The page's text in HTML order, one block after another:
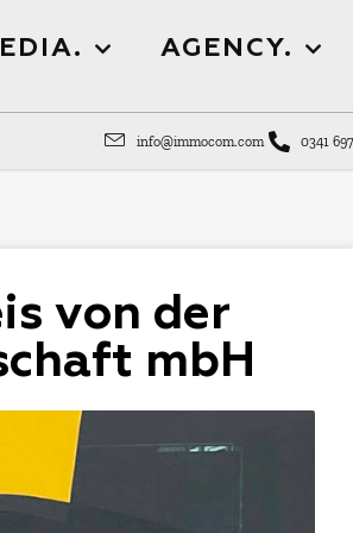
AGENCY.
info@immocom.com 0341
von der
mbH